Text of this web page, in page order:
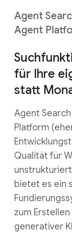
Agent
Agent
für Ihre
statt
Agent
Platform
Qualität für
bietet es ein
zum
generativer